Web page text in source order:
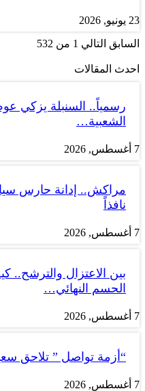
23 يونيو, 2026
السابق التالي 1 من 532
احدث المقالات
رسمياً.. السنبلة يزكي
الشعبية…
7 أغسطس, 2026
نافذاً
7 أغسطس, 2026
بين الاعتزال والترشح..
الحسم النهائي…
7 أغسطس, 2026
“أزمة تواصل ” تلاحق
7 أغسطس, 2026